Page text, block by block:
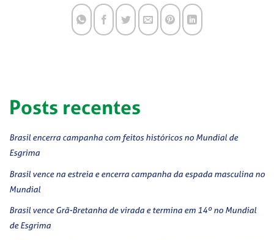
Posts recentes
Brasil encerra campanha com feitos históricos no Mundial de
Esgrima
Brasil vence na estreia e encerra campanha da espada masculina no
Mundial
Brasil vence Grã-Bretanha de virada e termina em 14º no Mundial
de Esgrima